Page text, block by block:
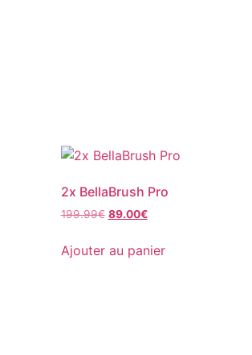
2x BellaBrush Pro
199.99€ 89.00€
Ajouter au panier